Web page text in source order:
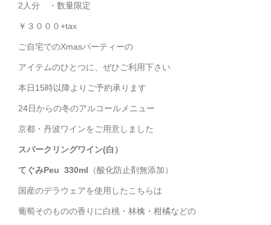
2人分 ・数量限定
￥３０００+tax
ご自宅でのXmasパーティーの
アイテムのひとつに、ぜひご利用下さい
本日15時以降よりご予約承ります
24日からの冬のアルコールメニュー
京都・丹波ワインをご用意しました
スパークリングワイン(白）
てぐみPeu 330ml （酸化防止剤無添加）
国産のデラウェアを使用したこちらは
葡萄そのものの香りに白桃・林檎・柑橘などの